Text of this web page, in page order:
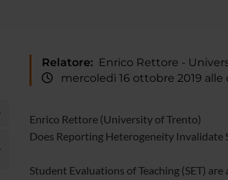
Relatore: Enrico Rettore -
mercoledì 16 ottobre 2019 alle
Enrico Rettore (University of Trento)
Does Reporting Heterogeneity Invalidate
Student Evaluations of Teaching (SET)